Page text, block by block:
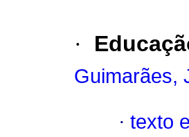
·
Guimarães,
· texto